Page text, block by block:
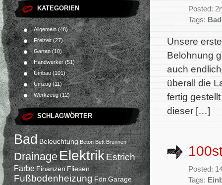
KATEGORIEN
Allgemein(48)
Freizeit (27)
Garten(10)
Handwerker(51)
Umbau(101)
Umzug(11)
Werkzeug(12)
SCHLAGWÖRTER
BadBeleuchtung Beton Bett Brunnen
DrainageElektrikEstrich
Farbe FinanzenFliesen
Fußbodenheizung Fön Garage
Posted:
Tags: Bad
Unsere
Belohnung
auch
überall die
fertig
dieser […]
Posted:
Tags: